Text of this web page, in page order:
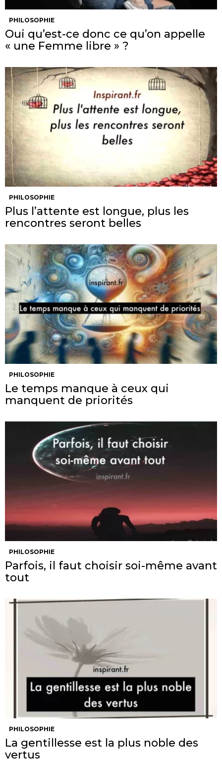
PHILOSOPHIE
Oui qu’est-ce donc ce qu’on appelle
« une Femme libre » ?
PHILOSOPHIE
Plus l’attente est longue, plus les
rencontres seront belles
PHILOSOPHIE
Le temps manque à ceux qui
manquent de priorités
PHILOSOPHIE
Parfois, il faut choisir soi-même avant
tout
PHILOSOPHIE
La gentillesse est la plus noble des
vertus